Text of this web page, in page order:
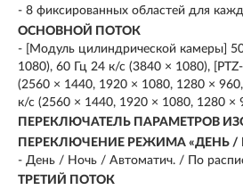
- 8 фиксированных областей для
ОСНОВНОЙ ПОТОК
- [Модуль цилиндрической камеры]
1080), 60 Гц 24 к/с (3840 × 1080),
(2560 × 1440, 1920 × 1080, 1280 ×
к/с (2560 × 1440, 1920 × 1080, 1280 ×
ПЕРЕКЛЮЧАТЕЛЬ ПАРАМЕТРОВ
ПЕРЕКЛЮЧЕНИЕ РЕЖИМА «ДЕНЬ /
- День / Ночь / Автоматич. / По
ТРЕТИЙ ПОТОК